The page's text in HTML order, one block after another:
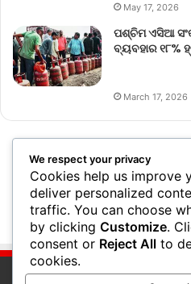
May 17, 2026
ପଶ୍ଚିମ ଏସିଆ
ବ୍ୟବହାର ୧୮%
March 17, 2026
We respect your privacy
Cookies help us improve
deliver personalized
traffic. You can choose
by clicking Customize.
consent or Reject All to
cookies.